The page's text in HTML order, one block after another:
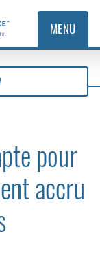
MENU
pour
accru